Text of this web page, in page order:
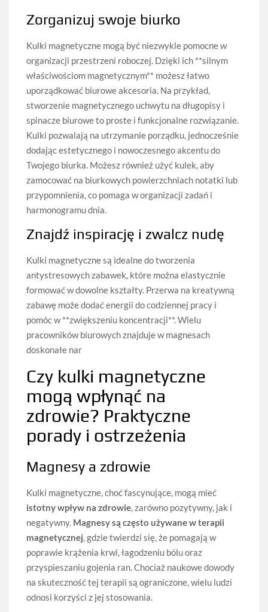
Zorganizuj swoje biurko
Kulki magnetyczne mogą być niezwykle pomocne w
organizacji przestrzeni roboczej. Dzięki ich **silnym
właściwościom magnetycznym** możesz łatwo
uporządkować biurowe akcesoria. Na przykład,
stworzenie magnetycznego uchwytu na długopisy i
spinacze biurowe to proste i funkcjonalne rozwiązanie.
Kulki pozwalają na utrzymanie porządku, jednocześnie
dodając estetycznego i nowoczesnego akcentu do
Twojego biurka. Możesz również użyć kulek, aby
zamocować na biurkowych powierzchniach notatki lub
przypomnienia, co pomaga w organizacji zadań i
harmonogramu dnia.
Znajdź inspirację i zwalcz nudę
Kulki magnetyczne są idealne do tworzenia
antystresowych zabawek, które można elastycznie
formować w dowolne kształty. Przerwa na kreatywną
zabawę może dodać energii do codziennej pracy i
pomóc w **zwiększeniu koncentracji**. Wielu
pracowników biurowych znajduje w magnesach
doskonałe nar
Czy kulki magnetyczne
mogą wpłynąć na
zdrowie? Praktyczne
porady i ostrzeżenia
Magnesy a zdrowie
Kulki magnetyczne, choć fascynujące, mogą mieć
istotny wpływ na zdrowie, zarówno pozytywny, jak i
negatywny. Magnesy są często używane w terapii
magnetycznej, gdzie twierdzi się, że pomagają w
poprawie krążenia krwi, łagodzeniu bólu oraz
przyspieszaniu gojenia ran. Chociaż naukowe dowody
na skuteczność tej terapii są ograniczone, wielu ludzi
odnosi korzyści z jej stosowania.